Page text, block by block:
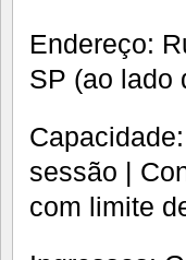
Endereço:
SP (ao lado
sessão |
com limite